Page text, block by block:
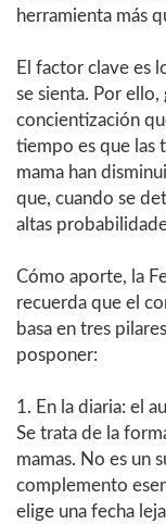
herramienta más
El factor clave es
se sienta. Por ello,
concientización
tiempo es que las
mama han
que, cuando se
altas
Cómo aporte, la
recuerda que el
basa en tres
posponer:
1. En la diaria: el
Se trata de la
mamas. No es un
complemento
elige una fecha